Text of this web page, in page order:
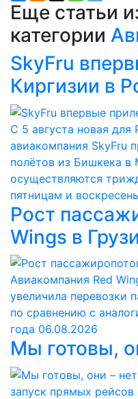
Еще статьи
категории
SkyFru
Киргизии в
С 5 августа новая для
авиакомпания SkyFru
полётов из Бишкека в
осуществляются
пятницам и
Рост
Wings в
Авиакомпания Red
увеличила перевозки
по сравнению с
года 06.08.2026
Мы готовы,
запуск прямых